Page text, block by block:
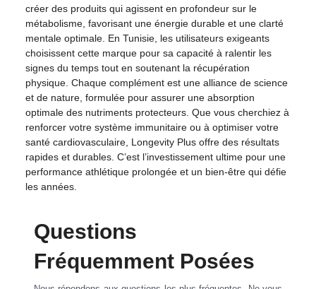
créer des produits qui agissent en profondeur sur le
métabolisme, favorisant une énergie durable et une clarté
mentale optimale. En Tunisie, les utilisateurs exigeants
choisissent cette marque pour sa capacité à ralentir les
signes du temps tout en soutenant la récupération
physique. Chaque complément est une alliance de science
et de nature, formulée pour assurer une absorption
optimale des nutriments protecteurs. Que vous cherchiez à
renforcer votre système immunitaire ou à optimiser votre
santé cardiovasculaire, Longevity Plus offre des résultats
rapides et durables. C’est l’investissement ultime pour une
performance athlétique prolongée et un bien-être qui défie
les années.
Questions
Fréquemment Posées